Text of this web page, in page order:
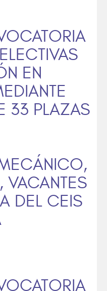
EN
33 PLAZAS
VACANTES
DEL CEIS